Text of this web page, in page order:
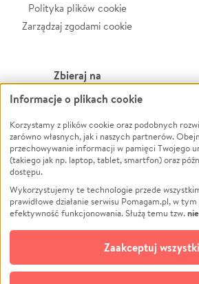
Polityka plików cookie
Zarządzaj zgodami cookie
Zbieraj na
Leczenie
Zwierzęta
Pożar
Ukraina
Pomoc Finansowa
Projekty
Pogrzeb
Społeczność lokalna
Kultura
Informacje o plikach cookie
Korzystamy z plików cookie oraz podobnych
zarówno własnych, jak i naszych partnerów.
przechowywanie informacji w pamięci Twojego
(takiego jak np. laptop, tablet, smartfon) oraz
dostępu.
Wykorzystujemy te technologie przede
prawidłowe działanie serwisu Pomagam.pl, w
efektywność funkcjonowania. Służą temu tzw.
opcjonalnych plików cookie
technologii do celów analitycznych i
zgodę na ich stosowanie lub jej odmówić. W
możliwość zmiany swoich preferencji na stronie
Zaakceptuj